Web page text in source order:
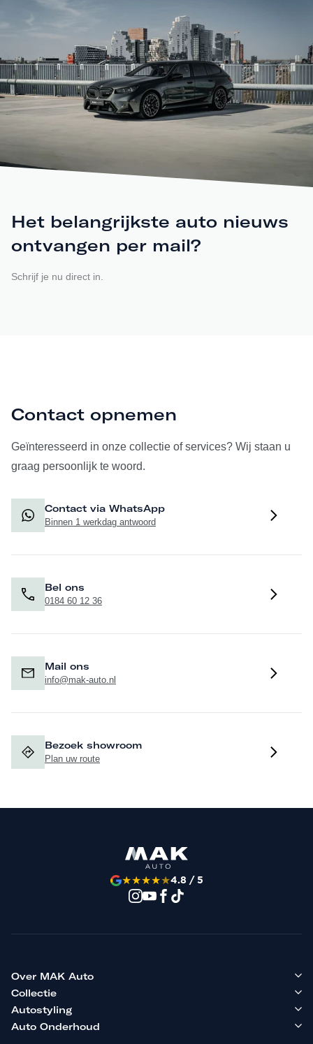
Het belangrijkste auto nieuws
ontvangen per mail?
Schrijf je nu direct in.
Contact opnemen
Geïnteresseerd in onze collectie of services? Wij staan u
graag persoonlijk te woord.
Contact via WhatsApp
Binnen 1 werkdag antwoord
Bel ons
0184 60 12 36
Mail ons
info@mak-auto.nl
Bezoek showroom
Plan uw route
★★★★★4.8 / 5
Over MAK Auto
Collectie
Autostyling
Auto Onderhoud